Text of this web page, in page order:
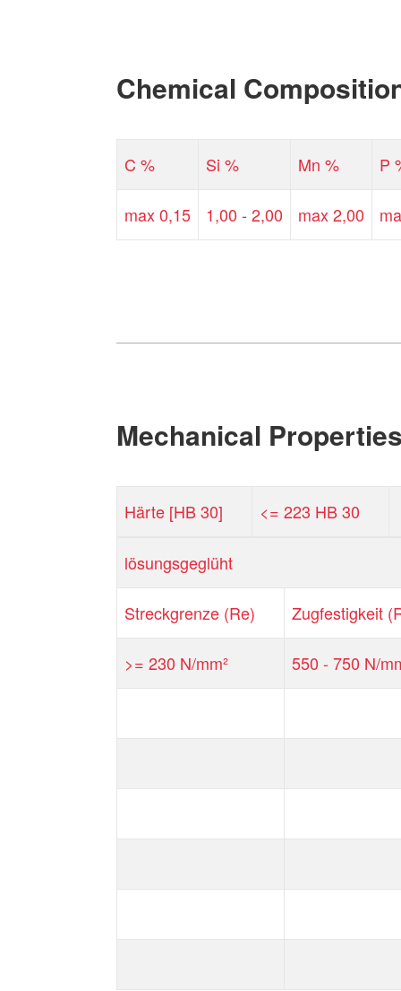
Chemical
C % Si % Mn % P
max 0,15 1,00 - 2,00 max 2,00
Mechanical
Härte [HB 30] <= 223 HB 30
lösungsgeglüht
Streckgrenze (Re) Zugfestigkeit
>= 230 N/mm² 550 - 750 N/